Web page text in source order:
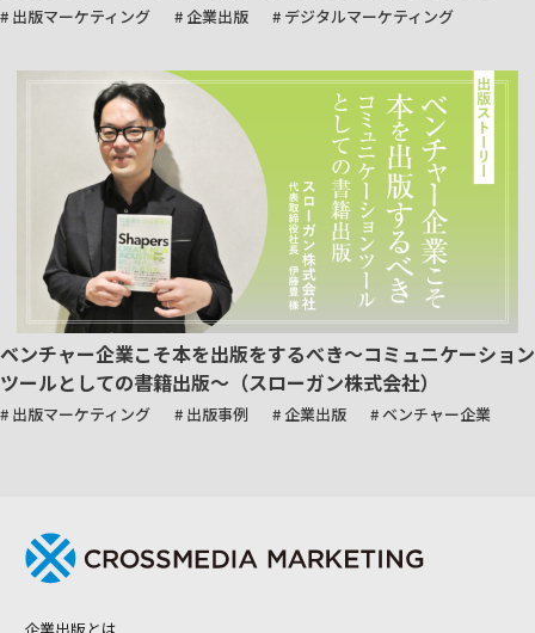
# 出版マーケティング # 企業出版 # デジタルマーケティング
ベンチャー企業こそ本を出版をするべき～コミュニケーション
ツールとしての書籍出版～（スローガン株式会社）
# 出版マーケティング # 出版事例 # 企業出版 # ベンチャー企業